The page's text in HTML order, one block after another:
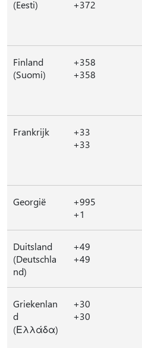
(Eesti)
+372
Finland
(Suomi)
+358
+358
Frankrijk
+33
+33
Georgië
+995
+1
Duitsland
(Deutschla
nd)
+49
+49
Griekenlan
d
(Ελλάδα)
+30
+30